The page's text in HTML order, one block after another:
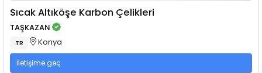
Sıcak Altıköşe Karbon Çelikleri
TAŞKAZAN
TR Konya
İletişime geç